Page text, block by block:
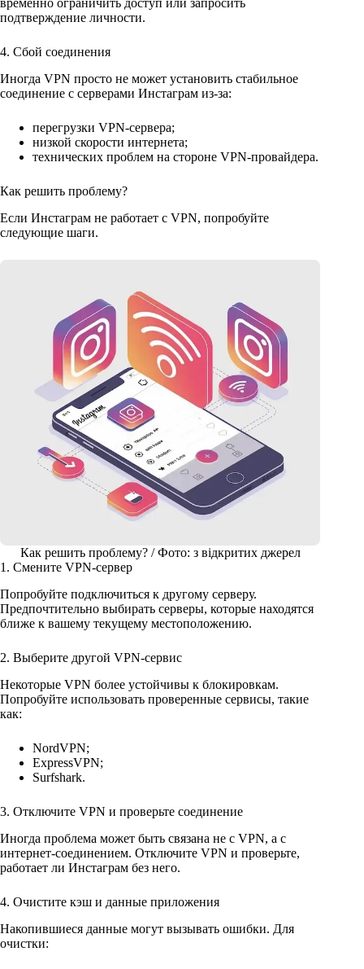
временно ограничить доступ или запросить
подтверждение личности.
4. Сбой соединения
Иногда VPN просто не может установить стабильное
соединение с серверами Инстаграм из-за:
перегрузки VPN-сервера;
низкой скорости интернета;
технических проблем на стороне VPN-провайдера.
Как решить проблему?
Если Инстаграм не работает с VPN, попробуйте
следующие шаги.
Как решить проблему? / Фото: з відкритих джерел
1. Смените VPN-сервер
Попробуйте подключиться к другому серверу.
Предпочтительно выбирать серверы, которые находятся
ближе к вашему текущему местоположению.
2. Выберите другой VPN-сервис
Некоторые VPN более устойчивы к блокировкам.
Попробуйте использовать проверенные сервисы, такие
как:
NordVPN;
ExpressVPN;
Surfshark.
3. Отключите VPN и проверьте соединение
Иногда проблема может быть связана не с VPN, а с
интернет-соединением. Отключите VPN и проверьте,
работает ли Инстаграм без него.
4. Очистите кэш и данные приложения
Накопившиеся данные могут вызывать ошибки. Для
очистки: